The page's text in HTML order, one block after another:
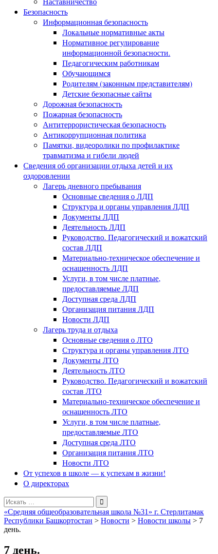
Безопасность
Информационная безопасность
Локальные нормативные акты
Нормативное регулирование
информационной безопасности.
Педагогическим работникам
Обучающимся
Родителям (законным представителям)
Детские безопасные сайты
Дорожная безопасность
Пожарная безопасность
Антитеррористическая безопасность
Антикоррупционная политика
Памятки, видеоролики по профилактике
травматизма и гибели людей
Сведения об организации отдыха детей и их
оздоровлении
Лагерь дневного пребывания
Основные сведения о ЛДП
Структура и органы управления ЛДП
Документы ЛДП
Деятельность ЛДП
Руководство. Педагогический и вожатский
состав ЛДП
Материально-техническое обеспечение и
оснащенность ЛДП
Услуги, в том числе платные,
предоставляемые ЛДП
Доступная среда ЛДП
Организация питания ЛДП
Новости ЛДП
Лагерь труда и отдыха
Основные сведения о ЛТО
Структура и органы управления ЛТО
Документы ЛТО
Деятельность ЛТО
Руководство. Педагогический и вожатский
состав ЛТО
Материально-техническое обеспечение и
оснащенность ЛТО
Услуги, в том числе платные,
предоставляемые ЛТО
Доступная среда ЛТО
Организация питания ЛТО
Новости ЛТО
От успехов в школе — к успехам в жизни!
О директорах
Поиск
для:
«Средняя общеобразовательная школа №31» г. Стерлитамак
Республики Башкортостан > Новости > Новости школы > 7
день.
7 день.